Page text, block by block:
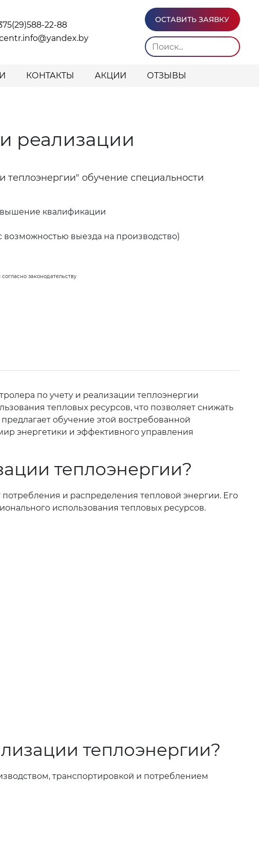
22-88
ОСТАВИТЬ ЗАЯВКУ
КОНТАКТЫ АКЦИИ ОТЗЫВЫ
реализации
теплоэнергии" обучение специальности
квалификации
возможностью выезда на производство)
законодательству
по учету и реализации теплоэнергии
тепловых ресурсов, что позволяет снижать
обучение этой востребованной
энергетики и эффективного управления
теплоэнергии?
и распределения тепловой энергии. Его
использования тепловых ресурсов.
теплоэнергии?
транспортировкой и потреблением